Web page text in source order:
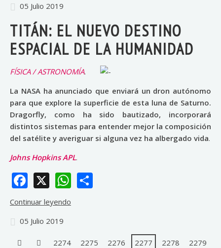
05 Julio 2019
TITÁN: EL NUEVO DESTINO
ESPACIAL DE LA HUMANIDAD
FÍSICA / ASTRONOMÍA.
La NASA ha anunciado que enviará un dron autónomo
para que explore la superficie de esta luna de Saturno.
Dragorfly, como ha sido bautizado, incorporará
distintos sistemas para entender mejor la composición
del satélite y averiguar si alguna vez ha albergado vida.
Johns Hopkins APL.
Facebook
X WhatsApp
Continuar leyendo
05 Julio 2019
2274 2275 2276 2277 2278
2279